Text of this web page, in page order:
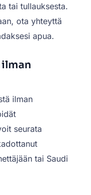
tai tullauksesta.
ota yhteyttä
apua.
ilman
seurata
tai Saudi